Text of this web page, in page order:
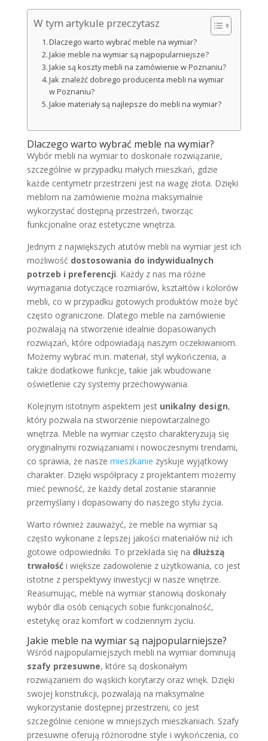
W tym artykule przeczytasz
Dlaczego warto wybrać meble na wymiar?
Jakie meble na wymiar są najpopularniejsze?
Jakie są koszty mebli na zamówienie w Poznaniu?
Jak znaleźć dobrego producenta mebli na wymiar
w Poznaniu?
Jakie materiały są najlepsze do mebli na wymiar?
Dlaczego warto wybrać meble na wymiar?
Wybór mebli na wymiar to doskonałe rozwiązanie,
szczególnie w przypadku małych mieszkań, gdzie
każde centymetr przestrzeni jest na wagę złota. Dzięki
meblom na zamówienie można maksymalnie
wykorzystać dostępną przestrzeń, tworząc
funkcjonalne oraz estetyczne wnętrza.
Jednym z największych atutów mebli na wymiar jest ich
możliwość dostosowania do indywidualnych
potrzeb i preferencji. Każdy z nas ma różne
wymagania dotyczące rozmiarów, kształtów i kolorów
mebli, co w przypadku gotowych produktów może być
często ograniczone. Dlatego meble na zamówienie
pozwalają na stworzenie idealnie dopasowanych
rozwiązań, które odpowiadają naszym oczekiwaniom.
Możemy wybrać m.in. materiał, styl wykończenia, a
także dodatkowe funkcje, takie jak wbudowane
oświetlenie czy systemy przechowywania.
Kolejnym istotnym aspektem jest unikalny design,
który pozwala na stworzenie niepowtarzalnego
wnętrza. Meble na wymiar często charakteryzują się
oryginalnymi rozwiązaniami i nowoczesnymi trendami,
co sprawia, że nasze mieszkanie zyskuje wyjątkowy
charakter. Dzięki współpracy z projektantem możemy
mieć pewność, że każdy detal zostanie starannie
przemyślany i dopasowany do naszego stylu życia.
Warto również zauważyć, że meble na wymiar są
często wykonane z lepszej jakości materiałów niż ich
gotowe odpowiedniki. To przekłada się na dłuższą
trwałośći większe zadowolenie z użytkowania, co jest
istotne z perspektywy inwestycji w nasze wnętrze.
Reasumując, meble na wymiar stanowią doskonały
wybór dla osób ceniących sobie funkcjonalność,
estetykę oraz komfort w codziennym życiu.
Jakie meble na wymiar są najpopularniejsze?
Wśród najpopularniejszych mebli na wymiar dominują
szafy przesuwne, które są doskonałym
rozwiązaniem do wąskich korytarzy oraz wnęk. Dzięki
swojej konstrukcji, pozwalają na maksymalne
wykorzystanie dostępnej przestrzeni, co jest
szczególnie cenione w mniejszych mieszkaniach. Szafy
przesuwne oferują różnorodne style i wykończenia, co